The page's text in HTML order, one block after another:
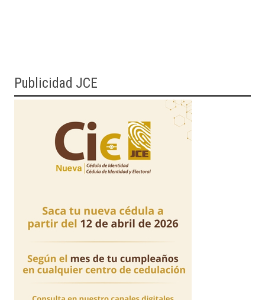
Publicidad JCE